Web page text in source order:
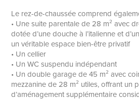
Le rez-de-chaussée comprend
• Une suite parentale de 28 m² avec
dotée d’une douche à l’italienne et
un véritable espace bien-être privatif
• Un cellier
• Un WC suspendu indépendant
• Un double garage de 45 m² avec
mezzanine de 28 m² utiles, offrant un
d’aménagement supplémentaire